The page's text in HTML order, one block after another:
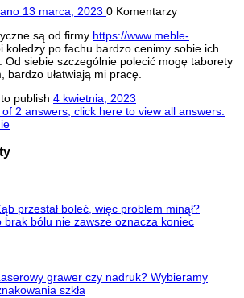
13 marca, 2023 0 Komentarzy
są od firmy https://www.meble-
koledzy po fachu bardzo cenimy sobie ich
Od siebie szczególnie polecić mogę taborety
bardzo ułatwiają mi pracę.
publish 4 kwietnia, 2023
2 answers, click here to view all answers.
przestał boleć, więc problem minął?
brak bólu nie zawsze oznacza koniec
grawer czy nadruk? Wybieramy
szkła